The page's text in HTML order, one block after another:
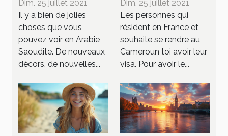
visa pour
l'Arabie
Saoudite ?
Dim. 25 juillet 2021
Il y a bien de jolies
choses que vous
pouvez voir en Arabie
Saoudite. De nouveaux
décors, de nouvelles...
pour le
Cameroun ?
Dim. 25 juillet 2021
Les personnes qui
résident en France et
souhaite se rendre au
Cameroun toi avoir leur
visa. Pour avoir le...